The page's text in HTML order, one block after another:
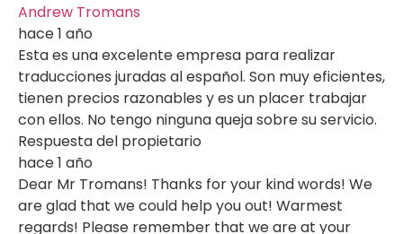
Andrew Tromans
hace 1 año
Esta es una excelente empresa para realizar
traducciones juradas al español. Son muy eficientes,
tienen precios razonables y es un placer trabajar
con ellos. No tengo ninguna queja sobre su servicio.
Respuesta del propietario
hace 1 año
Dear Mr Tromans! Thanks for your kind words! We
are glad that we could help you out! Warmest
regards! Please remember that we are at your